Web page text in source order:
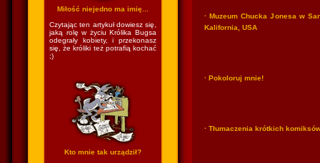
Miłość niejedno ma imię...
Czytając ten artykuł dowiesz się,
jaką rolę w życiu Królika Bugsa
odegrały kobiety, i przekonasz
się, że króliki też potrafią kochać
;)
Kto mnie tak urządził?
· Muzeum Chucka Jonesa w
Kalifornia, USA
· Pokoloruj mnie!
· Tłumaczenia krótkich